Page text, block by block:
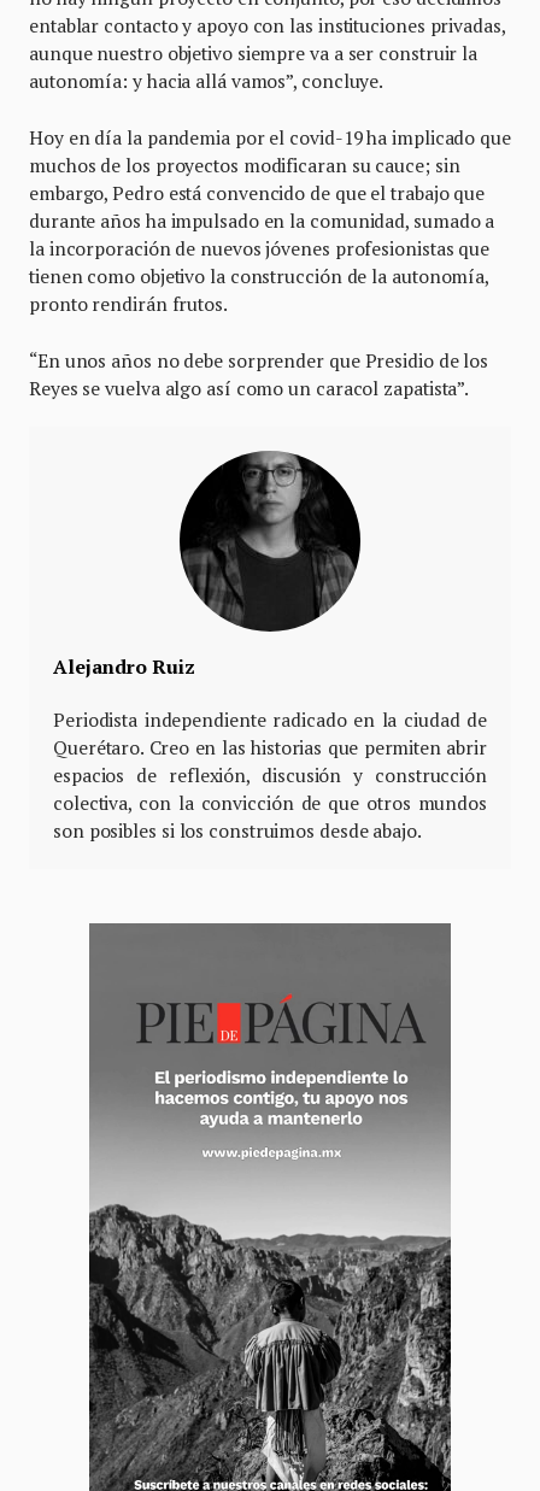
entablar contacto y apoyo con las instituciones privadas,
aunque nuestro objetivo siempre va a ser construir la
autonomía: y hacia allá vamos”, concluye.
Hoy en día la pandemia por el covid-19 ha implicado que
muchos de los proyectos modificaran su cauce; sin
embargo, Pedro está convencido de que el trabajo que
durante años ha impulsado en la comunidad, sumado a
la incorporación de nuevos jóvenes profesionistas que
tienen como objetivo la construcción de la autonomía,
pronto rendirán frutos.
“En unos años no debe sorprender que Presidio de los
Reyes se vuelva algo así como un caracol zapatista”.
Alejandro Ruiz
Periodista independiente radicado en la ciudad de
Querétaro. Creo en las historias que permiten abrir
espacios de reflexión, discusión y construcción
colectiva, con la convicción de que otros mundos
son posibles si los construimos desde abajo.